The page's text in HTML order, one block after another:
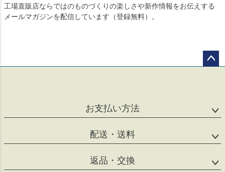
工場直販店ならではのものづくりの楽しさや新作情報をお伝えする
メールマガジンを配信しています（登録無料）。
お支払い方法
配送・送料
返品・交換